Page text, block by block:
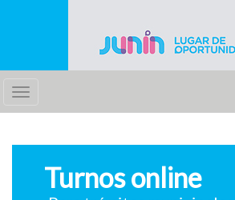
Toggle
Turnos online